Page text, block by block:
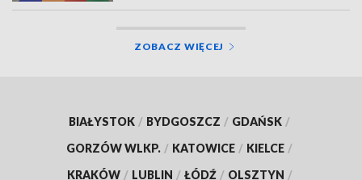
ZOBACZ WIĘCEJ
BIAŁYSTOK / BYDGOSZCZ / GDAŃSK /
GORZÓW WLKP. / KATOWICE / KIELCE /
KRAKÓW / LUBLIN / ŁÓDŹ / OLSZTYN /